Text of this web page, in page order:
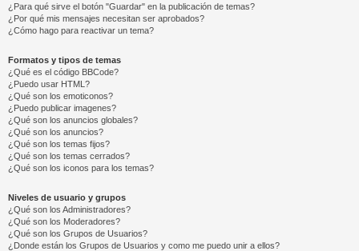
¿Para qué sirve el botón "Guardar" en la publicación de temas?
¿Por qué mis mensajes necesitan ser aprobados?
¿Cómo hago para reactivar un tema?
Formatos y tipos de temas
¿Qué es el código BBCode?
¿Puedo usar HTML?
¿Qué son los emoticonos?
¿Puedo publicar imagenes?
¿Qué son los anuncios globales?
¿Qué son los anuncios?
¿Qué son los temas fijos?
¿Qué son los temas cerrados?
¿Qué son los iconos para los temas?
Niveles de usuario y grupos
¿Qué son los Administradores?
¿Qué son los Moderadores?
¿Qué son los Grupos de Usuarios?
¿Donde están los Grupos de Usuarios y como me puedo unir a ellos?